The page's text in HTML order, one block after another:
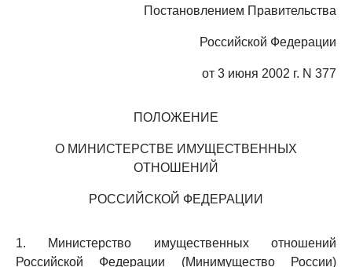
Постановлением Правительства
Российской Федерации
от 3 июня 2002 г. N 377
ПОЛОЖЕНИЕ
О МИНИСТЕРСТВЕ ИМУЩЕСТВЕННЫХ
ОТНОШЕНИЙ
РОССИЙСКОЙ ФЕДЕРАЦИИ
1. Министерство имущественных отношений
Российской Федерации (Минимущество России)